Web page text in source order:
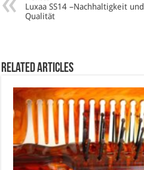
Luxaa SS14 –Nachhaltigkeit und
Qualität
Related Articles